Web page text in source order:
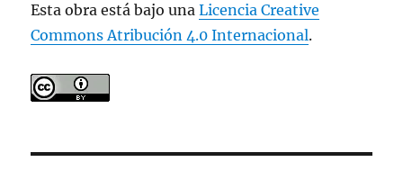
Esta obra está bajo unaLicencia Creative
Commons Atribución 4.0 Internacional.